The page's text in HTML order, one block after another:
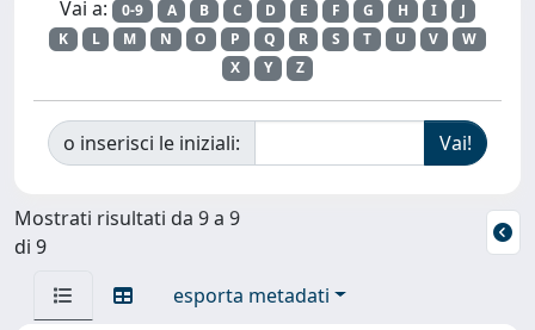
Vai a: 0-9 A B C D E F G H I
J
K
L M N O P Q R S T U V
W
X
Y Z
o inserisci le iniziali:
Mostrati risultati da 9 a 9
di 9
esporta metadati